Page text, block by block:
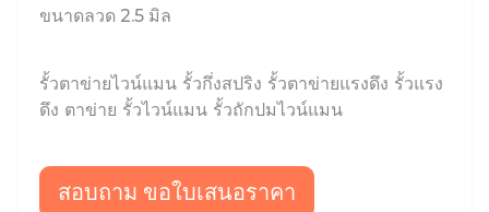
ขนาดลวด 2.5 มิล
รั้วตาข่ายไวน์แมน รั้วกึ่งสปริง รั้วตาข่ายแรงดึง รั้วแรง
ดึง ตาข่าย รั้วไวน์แมน รั้วถักปมไวน์แมน
สอบถาม ขอใบเสนอราคา